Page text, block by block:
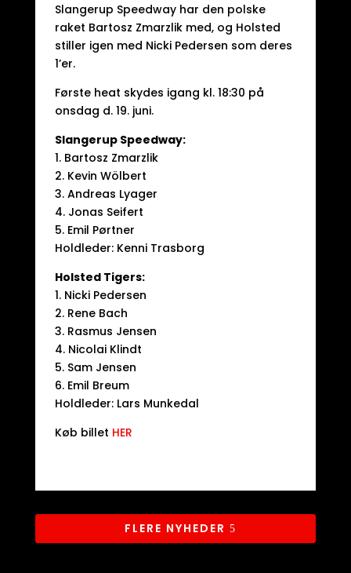
Slangerup Speedway har den polske
raket Bartosz Zmarzlik med, og Holsted
stiller igen med Nicki Pedersen som deres
1’er.
Første heat skydes igang kl. 18:30 på
onsdag d. 19. juni.
Slangerup Speedway:
1. Bartosz Zmarzlik
2. Kevin Wölbert
3. Andreas Lyager
4. Jonas Seifert
5. Emil Pørtner
Holdleder: Kenni Trasborg
Holsted Tigers:
1. Nicki Pedersen
2. Rene Bach
3. Rasmus Jensen
4. Nicolai Klindt
5. Sam Jensen
6. Emil Breum
Holdleder: Lars Munkedal
Køb billet HER
FLERE NYHEDER